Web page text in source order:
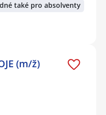
také pro absolventy
(m/ž)